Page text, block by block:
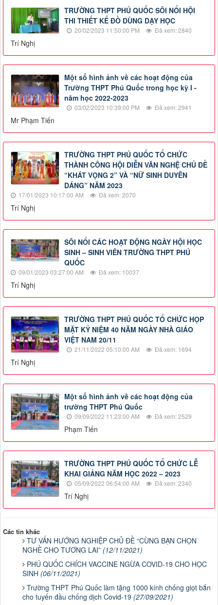
TRƯỜNG THPT PHÚ QUỐC SÔI NỔI HỘI
THI THIẾT KẾ ĐỒ DÙNG DẠY HỌC
20/02/2023 11:50:00 PM Đã xem: 2840
Trí Nghị
Một số hình ảnh về các hoạt động của
Trường THPT Phú Quốc trong học kỳ I -
năm học 2022-2023
03/02/2023 10:39:00 PM Đã xem: 2941
Mr Phạm Tiến
TRƯỜNG THPT PHÚ QUỐC TỔ CHỨC
THÀNH CÔNG HỘI DIỄN VĂN NGHỆ CHỦ ĐỀ
“KHÁT VỌNG 2” VÀ “NỮ SINH DUYÊN
DÁNG” NĂM 2023
17/01/2023 10:17:00 AM Đã xem: 2070
Trí Nghị
SÔI NỔI CÁC HOẠT ĐỘNG NGÀY HỘI HỌC
SINH – SINH VIÊN TRƯỜNG THPT PHÚ
QUỐC
09/01/2023 03:27:00 AM Đã xem: 10037
Trí Nghị
TRƯỜNG THPT PHÚ QUỐC TỔ CHỨC HỌP
MẶT KỶ NIỆM 40 NĂM NGÀY NHÀ GIÁO
VIỆT NAM 20/11
21/11/2022 05:10:00 AM Đã xem: 1694
Trí Nghị
Một số hình ảnh về các hoạt động của
trường THPT Phú Quốc
09/09/2022 11:23:00 AM Đã xem: 2529
Phạm Tiến
TRƯỜNG THPT PHÚ QUỐC TỔ CHỨC LỄ
KHAI GIẢNG NĂM HỌC 2022 – 2023
05/09/2022 06:54:00 AM Đã xem: 2340
Trí Nghị
Các tin khác
TƯ VẤN HƯỚNG NGHIỆP CHỦ ĐỀ “CÙNG BẠN CHỌN
NGHỀ CHO TƯƠNG LAI” (12/11/2021)
PHÚ QUỐC CHÍCH VACCINE NGỪA COVID-19 CHO HỌC
SINH (06/11/2021)
Trường THPT Phú Quốc làm tặng 1000 kính chống giọt bắn
cho tuyến đầu chống dịch Covid-19 (27/09/2021)